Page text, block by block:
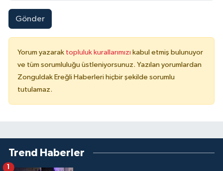
Gönder
Yorum yazarak topluluk kurallarımızı kabul etmiş bulunuyor
ve tüm sorumluluğu üstleniyorsunuz. Yazılan yorumlardan
Zonguldak Ereğli Haberleri hiçbir şekilde sorumlu
tutulamaz.
Trend Haberler
1